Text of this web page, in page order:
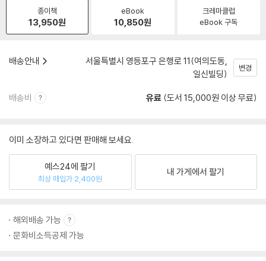
종이책
13,950원
eBook
10,850원
크레마클럽
eBook 구독
배송안내
서울특별시 영등포구 은행로 11(여의도동,
일신빌딩)
변경
배송비 유료 (도서 15,000원 이상 무료)
이미 소장하고 있다면 판매해 보세요.
예스24에 팔기
최상 매입가 2,400원
내 가게에서 팔기
해외배송 가능
문화비소득공제 가능